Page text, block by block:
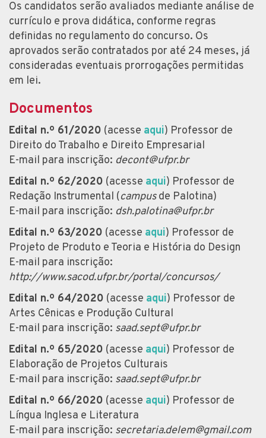
Os candidatos serão avaliados mediante análise de
currículo e prova didática, conforme regras
definidas no regulamento do concurso. Os
aprovados serão contratados por até 24 meses, já
consideradas eventuais prorrogações permitidas
em lei.
Documentos
Edital n.º 61/2020 (acesse aqui) Professor de
Direito do Trabalho e Direito Empresarial
E-mail para inscrição: decont@ufpr.br
Edital n.º 62/2020 (acesse aqui) Professor de
Redação Instrumental (campusde Palotina)
E-mail para inscrição: dsh.palotina@ufpr.br
Edital n.º 63/2020 (acesse aqui) Professor de
Projeto de Produto e Teoria e História do Design
E-mail para inscrição:
http://www.sacod.ufpr.br/portal/concursos/
Edital n.º 64/2020 (acesse aqui) Professor de
Artes Cênicas e Produção Cultural
E-mail para inscrição: saad.sept@ufpr.br
Edital n.º 65/2020 (acesse aqui) Professor de
Elaboração de Projetos Culturais
E-mail para inscrição: saad.sept@ufpr.br
Edital n.º 66/2020 (acesse aqui) Professor de
Língua Inglesa e Literatura
E-mail para inscrição: secretaria.delem@gmail.com